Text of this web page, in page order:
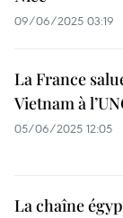
09/06/2025 03:19
La France
Vietnam à
05/06/2025 12:05
La chaîne